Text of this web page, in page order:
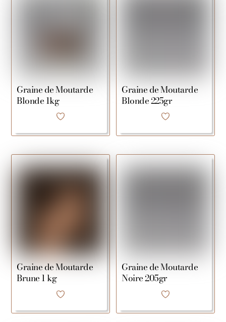
Graine de Moutarde
Blonde 1kg
Graine de Moutarde
Blonde 225gr
Graine de Moutarde
Brune 1 kg
Graine de Moutarde
Noire 205gr